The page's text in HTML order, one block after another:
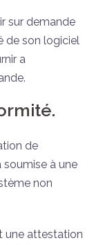
sur demande
de son logiciel
a
de
soumise à une
non
une attestation